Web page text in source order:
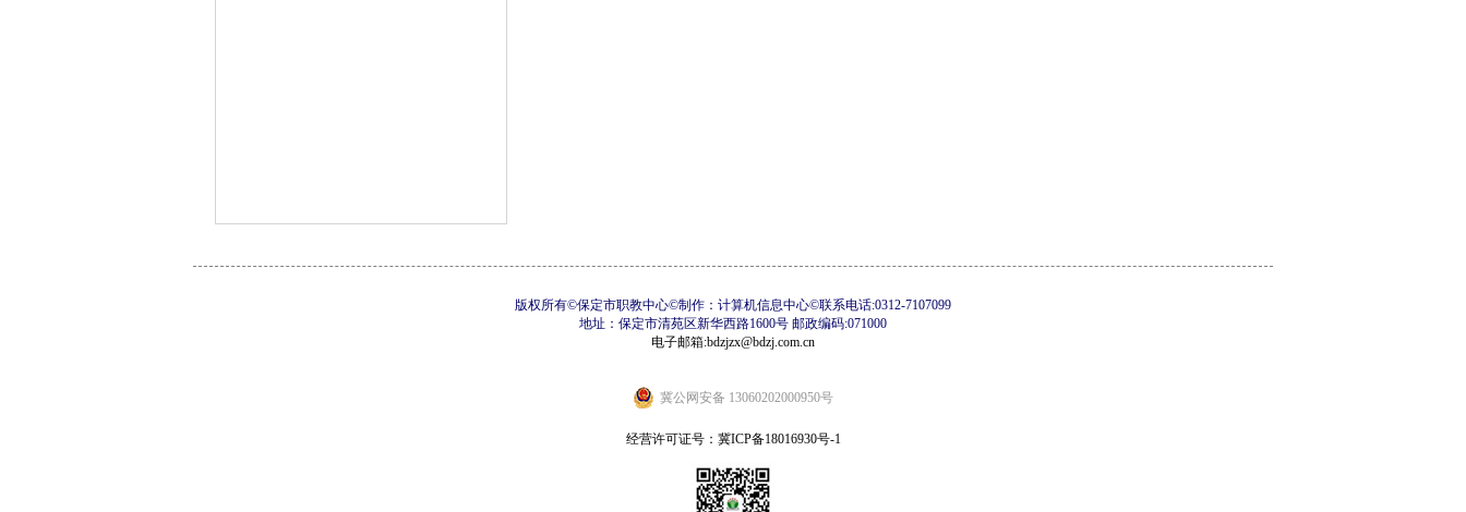
版权所有©保定市职教中心©制作：计算机信息中心©联系电话:0312-7107099
地址：保定市清苑区新华西路1600号 邮政编码:071000
电子邮箱:bdzjzx@bdzj.com.cn
冀公网安备 13060202000950号
经营许可证号： 冀ICP备18016930号-1